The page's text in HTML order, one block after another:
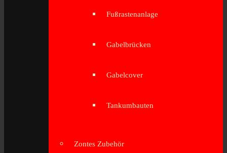
Fußrastenanlage
Gabelbrücken
Gabelcover
Tankumbauten
Zontes Zubehör